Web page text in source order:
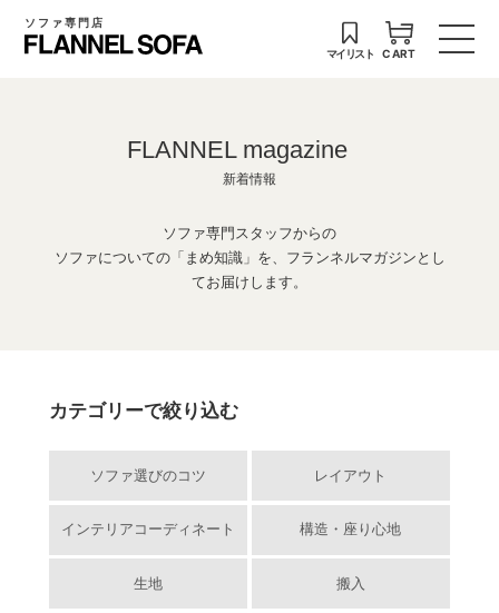
ソファ専門店
マイリスト CART
FLANNEL magazine
新着情報
ソファ専門スタッフからの
ソファについての「まめ知識」を、フランネルマガジンとし
てお届けします。
カテゴリーで絞り込む
ソファ選びのコツ レイアウト
インテリアコーディネート 構造・座り心地
生地 搬入